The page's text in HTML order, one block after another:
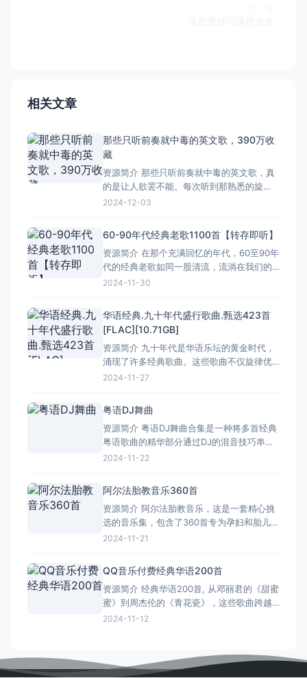
相关文章
那些只听前奏就中毒的英文歌，390万收
藏
资源简介 那些只听前奏就中毒的英文歌，真
的是让人欲罢不能。每次听到那熟悉的旋
律，心跳都会不由自主地加速，仿佛被某种
沉浸在音乐的海洋中无法自拔。 我个人特别
喜欢那种节奏明快、充满活力的前奏，它们
就像是一股清流，在繁忙的
2024-12-03
60-90年代经典老歌1100首【转存即听】
资源简介 在那个充满回忆的年代，60至90年
代的经典老歌如同一股清流，流淌在我们的
心间。这些歌曲不仅是音乐的瑰宝，更是我
每一首都承载着一段美好的故事。 那时候，
我们没有智能手机，没有互联网，只有一台
收音机或是录音机，
2024-11-30
华语经典.九十年代盛行歌曲.甄选423首
[FLAC][10.71GB]
资源简介 九十年代是华语乐坛的黄金时代，
涌现了许多经典歌曲。这些歌曲不仅旋律优
美，而且歌词深情，成为了无数人心中的回
代的印记。 其中，《吻别》是张学友演唱的
一首经典情歌，以其深情款款的嗓音，唱出
了爱情中的无奈与释怀，
2024-11-27
粤语DJ舞曲
资源简介 粤语DJ舞曲合集是一种将多首经典
粤语歌曲的精华部分通过DJ的混音技巧串联
起来的音乐形式。这种舞曲以其独特的混音
经典粤语歌曲的精华部分串联起来，创造出
独特的音乐体验。这种混音方式不仅保留了
原歌曲的经典旋
2024-11-22
阿尔法胎教音乐360首
资源简介 阿尔法胎教音乐，这是一套精心挑
选的音乐集，包含了360首专为孕妇和胎儿设
计的音乐作品。每一首都充满了温馨与和
音乐集涵盖了多种风格，既有柔和的古典音
乐，也有轻松的流行曲目，还有大自然的声
音，比如鸟鸣和水流。
2024-11-21
QQ音乐付费经典华语200首
资源简介 经典华语200首, 从邓丽君的《甜蜜
蜜》到周杰伦的《青花瓷》，这些歌曲跨越
了时间和空间的限制，成为了无数人心中的
里。 这些经典华语歌曲的魅力可不止于此
哦！它们还能让我们在忙碌的生活中找到一
2024-11-12